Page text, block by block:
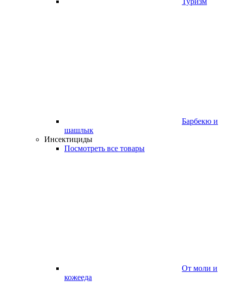
Барбекю и
шашлык
Инсектициды
Посмотреть все товары
От моли и
кожееда